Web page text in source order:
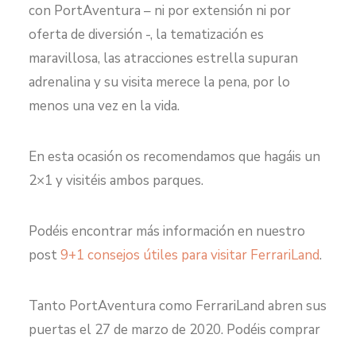
con PortAventura – ni por extensión ni por
oferta de diversión -, la tematización es
maravillosa, las atracciones estrella supuran
adrenalina y su visita merece la pena, por lo
menos una vez en la vida.
En esta ocasión os recomendamos que hagáis un
2×1 y visitéis ambos parques.
Podéis encontrar más información en nuestro
post9+1 consejos útiles para visitar FerrariLand.
Tanto PortAventura como FerrariLand abren sus
puertas el 27 de marzo de 2020. Podéis comprar